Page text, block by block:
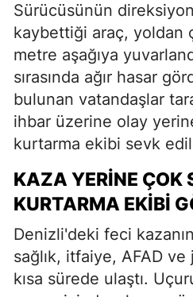
Sürücüsünün
kaybettiği araç, yoldan
metre aşağıya
sırasında ağır hasar
bulunan vatandaşlar
ihbar üzerine olay
kurtarma ekibi sevk
KAZA YERINE ÇOK
KURTARMA EKIBI
Denizli'deki feci
sağlık, itfaiye, AFAD
kısa sürede ulaştı.